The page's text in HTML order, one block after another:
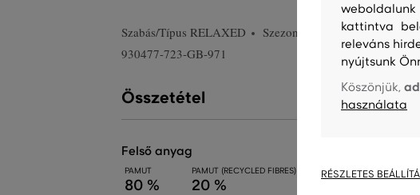
Szabás/Típus RELAXED Szezon: PS24
Termék kódja
930477-723-GB-971
Összetétel
felső anyag
PAMUT
80 %
PAMUT (RECYCLED FIBRES)
20 %
kattintva
releváns
nyújtsunk
Köszönjük,
használata
RÉSZLETES